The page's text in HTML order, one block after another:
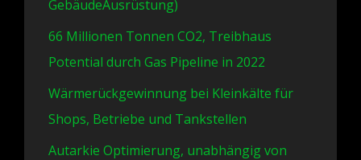
GebäudeAusrüstung)
66 Millionen Tonnen CO2, Treibhaus
Potential durch Gas Pipeline in 2022
Wärmerückgewinnung bei Kleinkälte für
Shops, Betriebe und Tankstellen
Autarkie Optimierung, unabhängig von